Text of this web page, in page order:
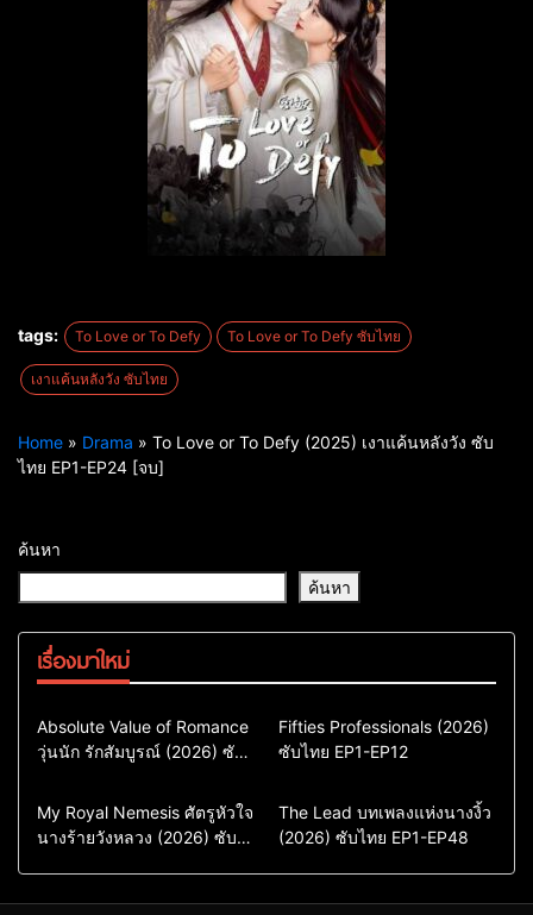
tags: To Love or To Defy To Love or To Defy ซับไทย
เงาแค้นหลังวัง ซับไทย
Home » Drama » To Love or To Defy (2025) เงาแค้นหลังวัง ซับ
ไทย EP1-EP24 [จบ]
ค้นหา
ค้นหา
เรื่องมาใหม่
Comedy
Drama
ซีรี่ย์เกาหลี
ซีรี่ย์เกาหลีพากย์ไทย
Absolute Value of Romance
วุ่นนัก รักสัมบูรณ์ (2026) ซับ
Action & Adventure
Comedy
Drama
ซีรี่ย์เกาหลีซับไทย
Fifties Professionals (2026)
ซับไทย EP1-EP12
Comedy
Drama
Sci-Fi & Fantasy
My Royal Nemesis ศัตรูหัวใจ
นางร้ายวังหลวง (2026) ซับ
Drama
ซีรี่ย์จีน
ซีรี่ย์จีนซับไทย
The Lead บทเพลงแห่งนางงิ้ว
(2026) ซับไทย EP1-EP48